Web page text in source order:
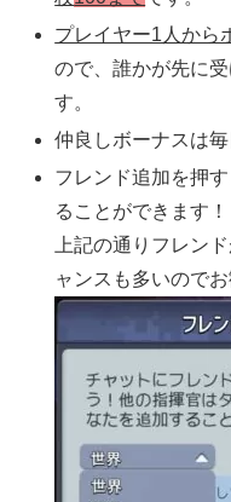
プレイヤー1人から
ので、誰かが先に受
す。
仲良しボーナスは
フレンド追加を押
ることができます！
上記の通りフレン
ャンスも多いのでお